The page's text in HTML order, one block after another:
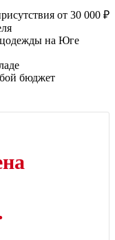
от 30 000 ₽
на Юге
бюджет